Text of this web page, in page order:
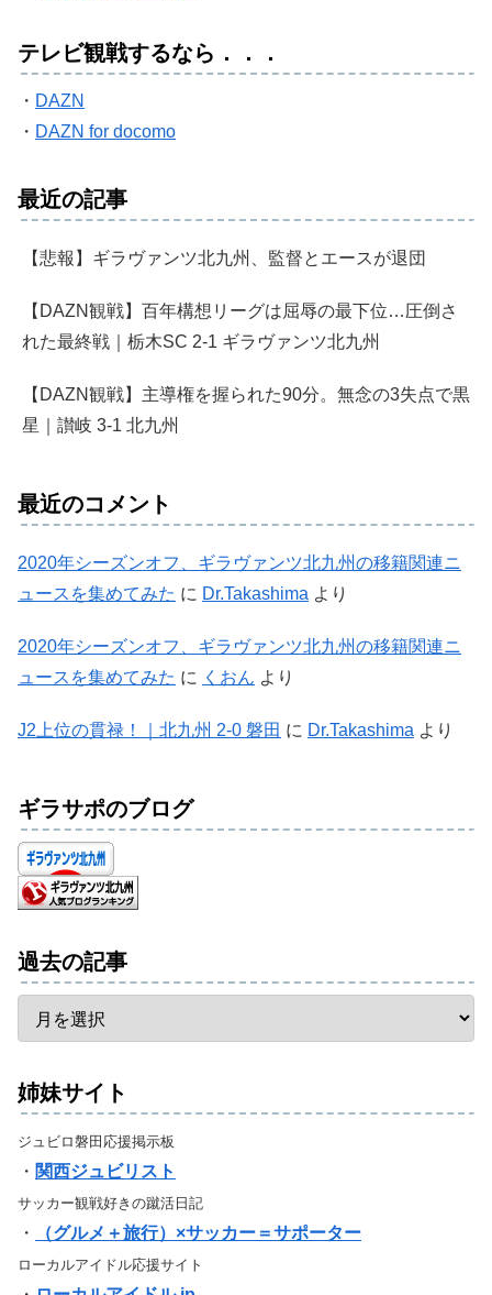
テレビ観戦するなら．．．
・ DAZN
・ DAZN for docomo
最近の記事
【悲報】ギラヴァンツ北九州、監督とエースが退団
【DAZN観戦】百年構想リーグは屈辱の最下位…圧倒さ
れた最終戦｜栃木SC 2-1 ギラヴァンツ北九州
【DAZN観戦】主導権を握られた90分。無念の3失点で黒
星｜讃岐 3-1 北九州
最近のコメント
2020年シーズンオフ、ギラヴァンツ北九州の移籍関連ニ
ュースを集めてみた に Dr.Takashima より
2020年シーズンオフ、ギラヴァンツ北九州の移籍関連ニ
ュースを集めてみた に くおん より
J2上位の貫禄！｜北九州 2-0 磐田 に Dr.Takashima より
ギラサポのブログ
過去の記事
姉妹サイト
ジュビロ磐田応援掲示板
・ 関西ジュビリスト
サッカー観戦好きの蹴活日記
・ （グルメ＋旅行）×サッカー＝サポーター
ローカルアイドル応援サイト